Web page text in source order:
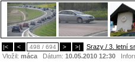
|< < 498 / 694 > >|
Srazy / 3. letní
Vložil: máca Dátum: 10.05.2010 12:30